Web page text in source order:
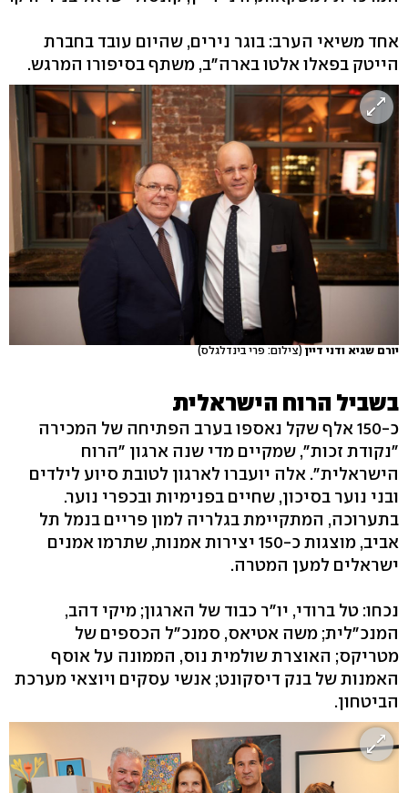
אחד משיאי הערב: בוגר נירים, שהיום עובד בחברת
הייטק בפאלו אלטו בארה"ב, משתף בסיפורו המרגש.
יורם שגיא ודני דיין(צילום: פרי בינדלגלס)
בשביל הרוח הישראלית
כ-150 אלף שקל נאספו בערב הפתיחה של המכירה
"נקודת זכות", שמקיים מדי שנה ארגון "הרוח
הישראלית". אלה יועברו לארגון לטובת סיוע לילדים
ובני נוער בסיכון, שחיים בפנימיות ובכפרי נוער.
בתערוכה, המתקיימת בגלריה למון פריים בנמל תל
אביב, מוצגות כ-150 יצירות אמנות, שתרמו אמנים
ישראלים למען המטרה.
נכחו: טל ברודי, יו"ר כבוד של הארגון; מיקי דהב,
המנכ"לית; משה אטיאס, סמנכ"ל הכספים של
מטריקס; האוצרת שולמית נוס, הממונה על אוסף
האמנות של בנק דיסקונט; אנשי עסקים ויוצאי מערכת
הביטחון.